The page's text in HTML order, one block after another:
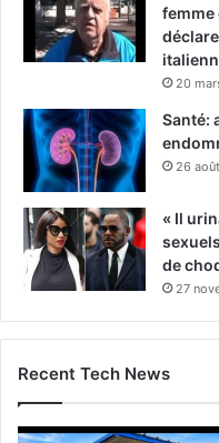
femme
20
Santé:
26
« Il
de
27
Recent Tech News